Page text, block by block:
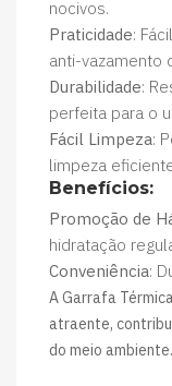
nocivos.
Praticidade:
anti-vazamento
Durabilidade:
perfeita para o
Fácil Limpeza:
limpeza
Benefícios:
Promoção de
hidratação
Conveniência:
A Garrafa
atraente,
do meio ambiente.